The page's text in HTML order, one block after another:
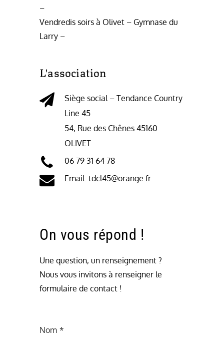
–
Vendredis soirs à Olivet – Gymnase du
Larry –
L'association
Siège social – Tendance Country
Line 45
54, Rue des Chênes 45160
OLIVET
06 79 31 64 78
Email: tdcl45@orange.fr
On vous répond !
Une question, un renseignement ?
Nous vous invitons à renseigner le
formulaire de contact !
Nom *